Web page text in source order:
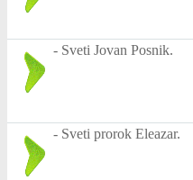
- Sveti Jovan Posnik.
- Sveti prorok Eleazar.